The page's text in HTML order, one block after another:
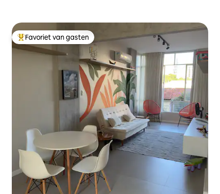
Topfavoriet van gasten
Favoriet van gasten